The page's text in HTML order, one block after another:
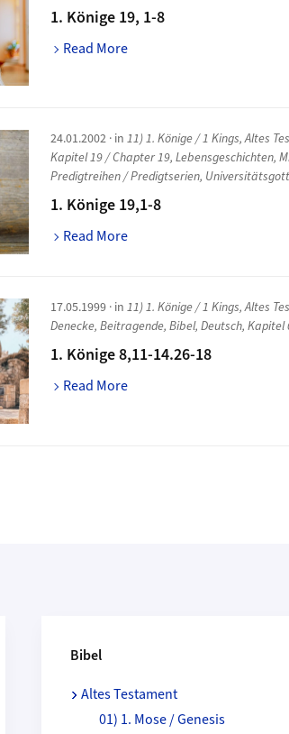
1. Könige 19, 1-8
Read More
24.01.2002 · in11) 1. Könige / 1 Kings,Altes
Kapitel 19 / Chapter 19,Lebensgeschichten,
Predigtreihen / Predigtserien,
1. Könige 19,1-8
Read More
17.05.1999 · in11) 1. Könige / 1 Kings,Altes
Denecke,Beitragende,Bibel,Deutsch,Kapitel
1. Könige 8,11-14.26-18
Read More
Bibel
Altes Testament
01) 1. Mose / Genesis